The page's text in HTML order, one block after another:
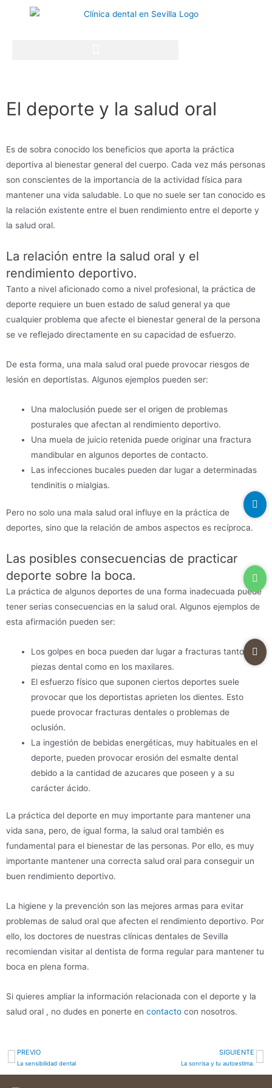
El deporte y la salud oral
Es de sobra conocido los beneficios que aporta la práctica
deportiva al bienestar general del cuerpo. Cada vez más personas
son conscientes de la importancia de la actividad física para
mantener una vida saludable. Lo que no suele ser tan conocido es
la relación existente entre el buen rendimiento entre el deporte y
la salud oral.
La relación entre la salud oral y el
rendimiento deportivo.
Tanto a nivel aficionado como a nivel profesional, la práctica de
deporte requiere un buen estado de salud general ya que
cualquier problema que afecte el bienestar general de la persona
se ve reflejado directamente en su capacidad de esfuerzo.
De esta forma, una mala salud oral puede provocar riesgos de
lesión en deportistas. Algunos ejemplos pueden ser:
Una maloclusión puede ser el origen de problemas
posturales que afectan al rendimiento deportivo.
Una muela de juicio retenida puede originar una fractura
mandibular en algunos deportes de contacto.
Las infecciones bucales pueden dar lugar a determinadas
tendinitis o mialgias.
Pero no solo una mala salud oral influye en la práctica de
deportes, sino que la relación de ambos aspectos es recíproca.
Las posibles consecuencias de practicar
deporte sobre la boca.
La práctica de algunos deportes de una forma inadecuada puede
tener serias consecuencias en la salud oral. Algunos ejemplos de
esta afirmación pueden ser:
Los golpes en boca pueden dar lugar a fracturas tanto en
piezas dental como en los maxilares.
El esfuerzo físico que suponen ciertos deportes suele
provocar que los deportistas aprieten los dientes. Esto
puede provocar fracturas dentales o problemas de
oclusión.
La ingestión de bebidas energéticas, muy habituales en el
deporte, pueden provocar erosión del esmalte dental
debido a la cantidad de azucares que poseen y a su
carácter ácido.
La práctica del deporte en muy importante para mantener una
vida sana, pero, de igual forma, la salud oral también es
fundamental para el bienestar de las personas. Por ello, es muy
importante mantener una correcta salud oral para conseguir un
buen rendimiento deportivo.
La higiene y la prevención son las mejores armas para evitar
problemas de salud oral que afecten el rendimiento deportivo. Por
ello, los doctores de nuestras clínicas dentales de Sevilla
recomiendan visitar al dentista de forma regular para mantener tu
boca en plena forma.
Si quieres ampliar la información relacionada con el deporte y la
salud oral , no dudes en ponerte en contacto con nosotros.
PREVIO
La sensibilidad dental
SIGUIENTE
La sonrisa y tu autoestima.